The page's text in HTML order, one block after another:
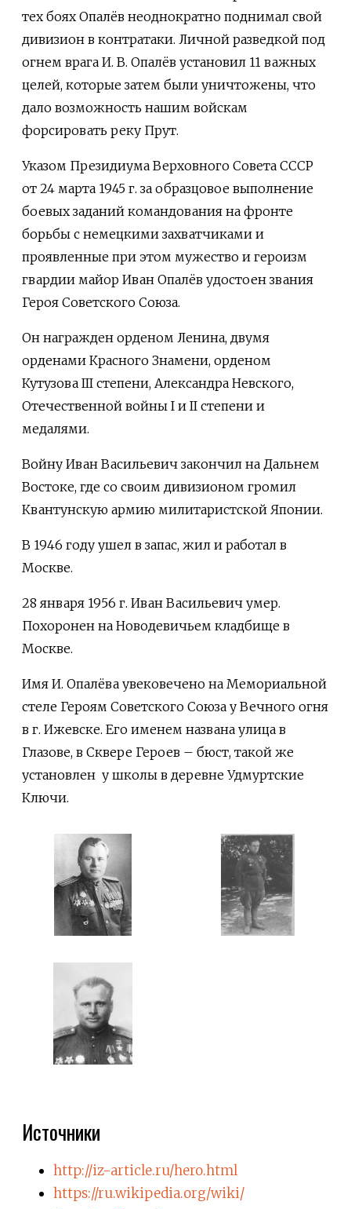
тех боях Опалёв неоднократно поднимал свой
дивизион в контратаки. Личной разведкой под
огнем врага И. В. Опалёв установил 11 важных
целей, которые затем были уничтожены, что
дало возможность нашим войскам
форсировать реку Прут.
Указом Президиума Верховного Совета СССР
от 24 марта 1945 г. за образцовое выполнение
боевых заданий командования на фронте
борьбы с немецкими захватчиками и
проявленные при этом мужество и героизм
гвардии майор Иван Опалёв удостоен звания
Героя Советского Союза.
Он награжден орденом Ленина, двумя
орденами Красного Знамени, орденом
Кутузова III степени, Александра Невского,
Отечественной войны I и II степени и
медалями.
Войну Иван Васильевич закончил на Дальнем
Востоке, где со своим дивизионом громил
Квантунскую армию милитаристской Японии.
В 1946 году ушел в запас, жил и работал в
Москве.
28 января 1956 г. Иван Васильевич умер.
Похоронен на Новодевичьем кладбище в
Москве.
Имя И. Опалёва увековечено на Мемориальной
стеле Героям Советского Союза у Вечного огня
в г. Ижевске. Его именем названа улица в
Глазове, в Сквере Героев – бюст, такой же
установлен у школы в деревне Удмуртские
Ключи.
Источники
http://iz-article.ru/hero.html
https://ru.wikipedia.org/wiki/